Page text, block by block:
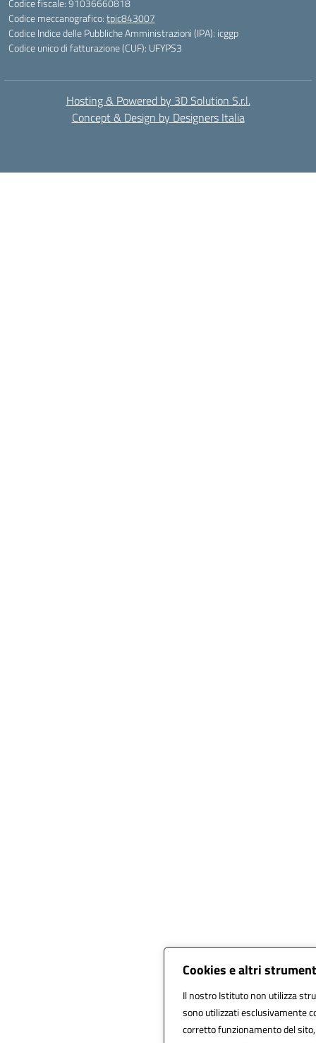
Cookies e altri
Il nostro Istituto non utilizza
sono utilizzati esclusivamente
corretto funzionamento del
Codice fiscale: 91036660818
Codice meccanografico:tpic843007
Codice Indice delle Pubbliche Amministrazioni (IPA): icggp
Codice unico di fatturazione (CUF): UFYPS3
Hosting & Powered by 3D Solution S.r.l.
Concept & Design by Designers Italia